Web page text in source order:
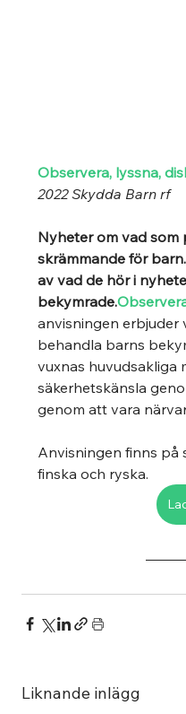
Observera, lyssna,
2022 Skydda Barn rf
Nyheter om vad som
skrämmande för
av vad de hör i
bekymrade.
anvisningen erbjuder
behandla barns
vuxnas huvudsakliga
säkerhetskänsla
genom att vara
Anvisningen finns på
finska och ryska.
Liknande inlägg